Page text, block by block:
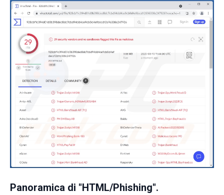
Panoramica di "HTML/Phishing".